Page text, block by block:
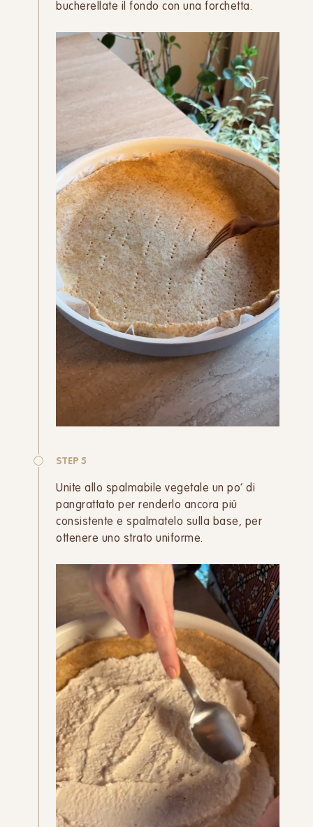
bucherellate il fondo con una forchetta.
STEP 5
Unite allo spalmabile vegetale un po’ di
pangrattato per renderlo ancora più
consistente e spalmatelo sulla base, per
ottenere uno strato uniforme.